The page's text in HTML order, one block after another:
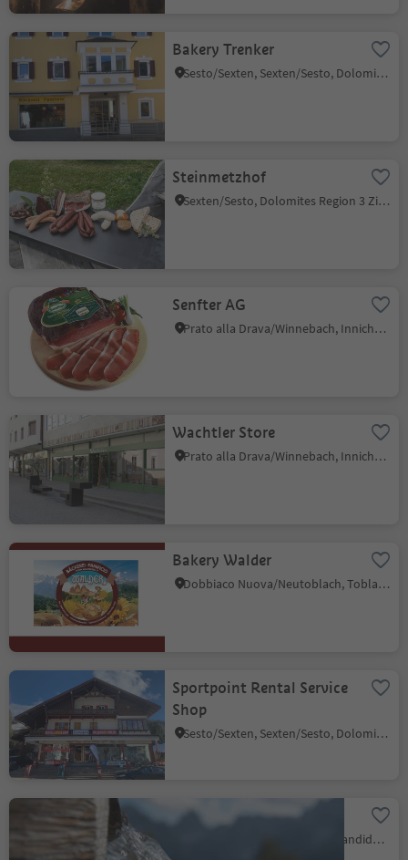
Bakery Trenker
Sesto/Sexten, Sexten/Sesto, Dolomites Region 3 Zinnen
Steinmetzhof
Sexten/Sesto, Dolomites Region 3 Zinnen
Senfter AG
Prato alla Drava/Winnebach, Innichen/San Candido, Dolomites Region 3 Zinnen
Wachtler Store
Prato alla Drava/Winnebach, Innichen/San Candido, Dolomites Region 3 Zinnen
Bakery Walder
Dobbiaco Nuova/Neutoblach, Toblach/Dobbiaco, Dolomites Region 3 Zinnen
Sportpoint Rental Service
Shop
Sesto/Sexten, Sexten/Sesto, Dolomites Region 3 Zinnen
Lorepa
Sesto/Sexten, Innichen/San Candido, Dolomites Region 3 Zinnen